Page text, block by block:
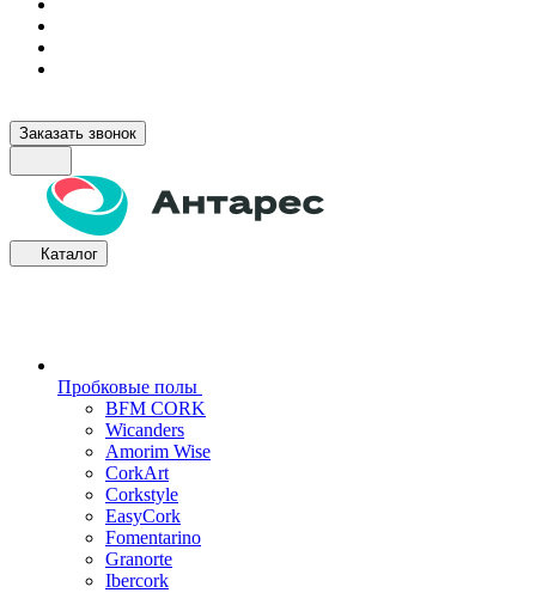
Заказать звонок
Каталог
Пробковые полы
BFM CORK
Wicanders
Amorim Wise
CorkArt
Corkstyle
EasyCork
Fomentarino
Granorte
Ibercork